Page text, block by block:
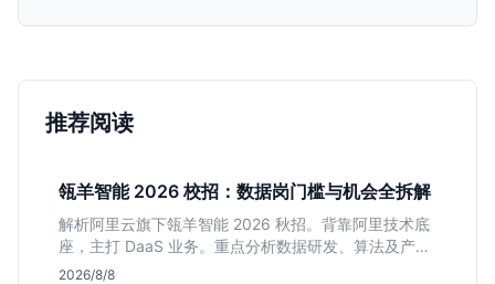
推荐阅读
瓴羊智能 2026 校招：数据岗门槛与机会全拆解
解析阿里云旗下瓴羊智能 2026 秋招。背靠阿里技术底
座，主打 DaaS 业务。重点分析数据研发、算法及产品
岗的硬性要求，评估 B 端数据路线的成长曲线与抗压挑
2026/8/8